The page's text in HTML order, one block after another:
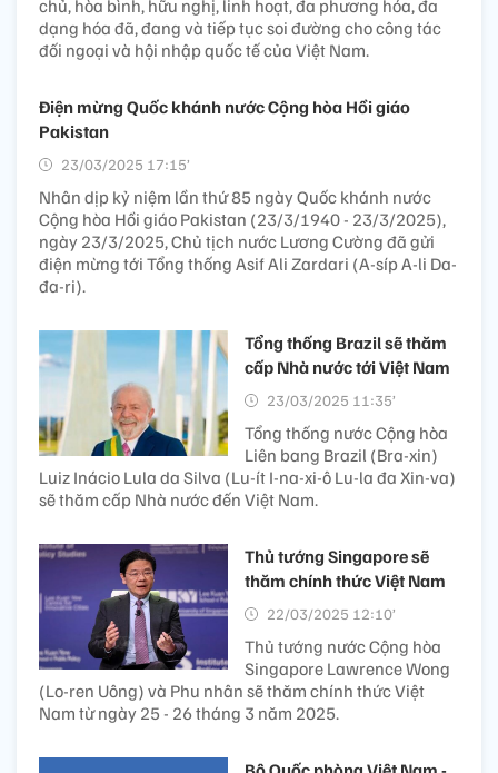
chủ, hòa bình, hữu nghị, linh hoạt, đa phương hóa, đa
dạng hóa đã, đang và tiếp tục soi đường cho công tác
đối ngoại và hội nhập quốc tế của Việt Nam.
Điện mừng Quốc khánh nước Cộng hòa Hồi giáo
Pakistan
23/03/2025 17:15’
Nhân dịp kỷ niệm lần thứ 85 ngày Quốc khánh nước
Cộng hòa Hồi giáo Pakistan (23/3/1940 - 23/3/2025),
ngày 23/3/2025, Chủ tịch nước Lương Cường đã gửi
điện mừng tới Tổng thống Asif Ali Zardari (A-síp A-li Da-
đa-ri).
Tổng thống Brazil sẽ thăm
cấp Nhà nước tới Việt Nam
23/03/2025 11:35’
Tổng thống nước Cộng hòa
Liên bang Brazil (Bra-xin)
Luiz Inácio Lula da Silva (Lu-ít I-na-xi-ô Lu-la đa Xin-va)
sẽ thăm cấp Nhà nước đến Việt Nam.
Thủ tướng Singapore sẽ
thăm chính thức Việt Nam
22/03/2025 12:10’
Thủ tướng nước Cộng hòa
Singapore Lawrence Wong
(Lo-ren Uông) và Phu nhân sẽ thăm chính thức Việt
Nam từ ngày 25 - 26 tháng 3 năm 2025.